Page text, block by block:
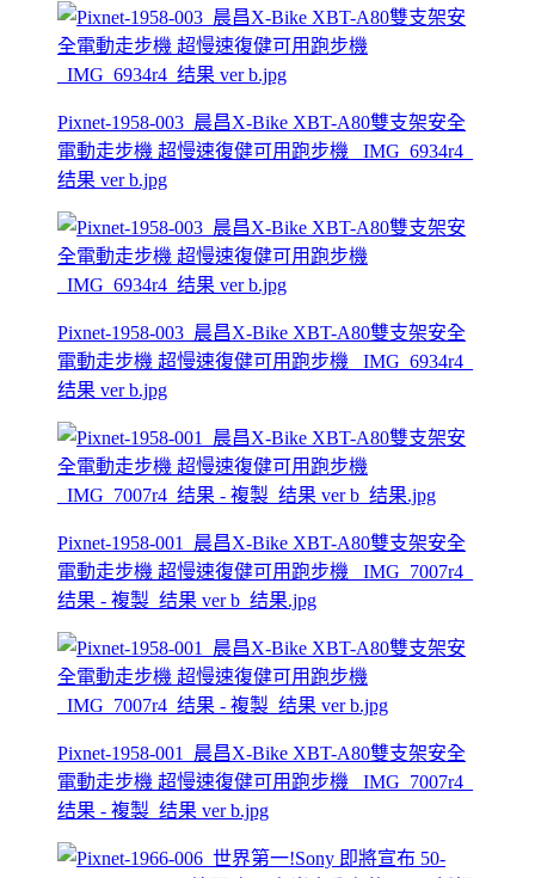
Pixnet-1958-003_晨昌X-Bike XBT-A80雙支架安全
電動走步機 超慢速復健可用跑步機 _IMG_6934r4_
结果 ver b.jpg
Pixnet-1958-003_晨昌X-Bike XBT-A80雙支架安全
電動走步機 超慢速復健可用跑步機 _IMG_6934r4_
结果 ver b.jpg
Pixnet-1958-001_晨昌X-Bike XBT-A80雙支架安全
電動走步機 超慢速復健可用跑步機 _IMG_7007r4_
结果 - 複製_结果 ver b_结果.jpg
Pixnet-1958-001_晨昌X-Bike XBT-A80雙支架安全
電動走步機 超慢速復健可用跑步機 _IMG_7007r4_
结果 - 複製_结果 ver b.jpg